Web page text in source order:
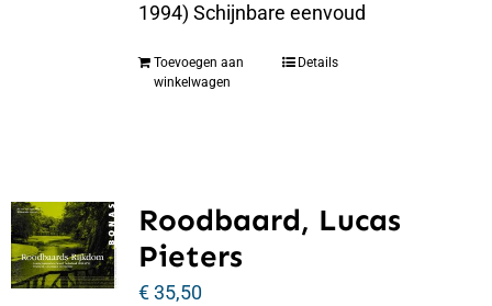
1994) Schijnbare eenvoud
Toevoegen aan
winkelwagen
Details
Roodbaard, Lucas
Pieters
€35,50